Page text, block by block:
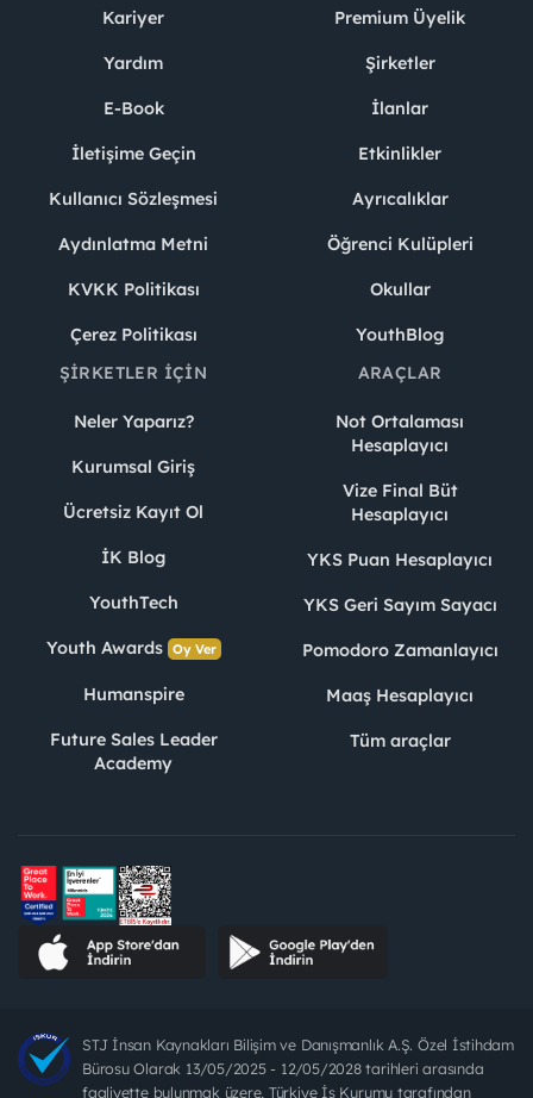
Kariyer
Yardım
E-Book
İletişime Geçin
Kullanıcı Sözleşmesi
Aydınlatma Metni
KVKK Politikası
Çerez Politikası
Premium Üyelik
Şirketler
İlanlar
Etkinlikler
Ayrıcalıklar
Öğrenci Kulüpleri
Okullar
YouthBlog
ŞIRKETLER İÇIN
Neler Yaparız?
Kurumsal Giriş
Ücretsiz Kayıt Ol
İK Blog
YouthTech
Youth Awards Oy Ver
Humanspire
Future Sales Leader
Academy
ARAÇLAR
Not Ortalaması
Hesaplayıcı
Vize Final Büt
Hesaplayıcı
YKS Puan Hesaplayıcı
YKS Geri Sayım Sayacı
Pomodoro Zamanlayıcı
Maaş Hesaplayıcı
Tüm araçlar
STJ İnsan Kaynakları Bilişim ve Danışmanlık A.Ş. Özel İstihdam
Bürosu Olarak 13/05/2025 - 12/05/2028 tarihleri arasında
faaliyette bulunmak üzere, Türkiye İş Kurumu tarafından